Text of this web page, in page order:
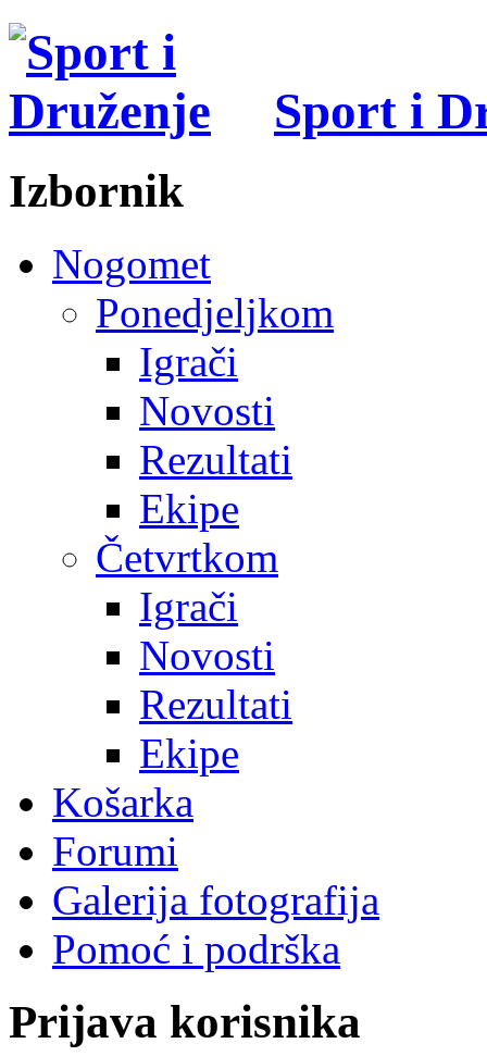
Sport i
Izbornik
Nogomet
Ponedjeljkom
Igrači
Novosti
Rezultati
Ekipe
Četvrtkom
Igrači
Novosti
Rezultati
Ekipe
Košarka
Forumi
Galerija fotografija
Pomoć i podrška
Prijava korisnika